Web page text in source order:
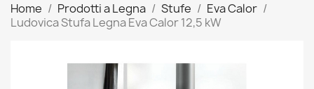
Home Prodotti a Legna Stufe
Eva Calor
Ludovica Stufa Legna Eva Calor 12,5 kW